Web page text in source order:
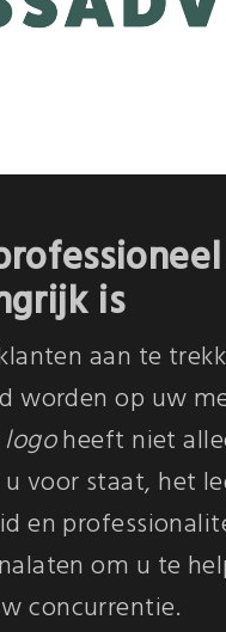
is
aan te
worden op uw
heeft niet
voor staat, het
en
om u te
concurrentie.